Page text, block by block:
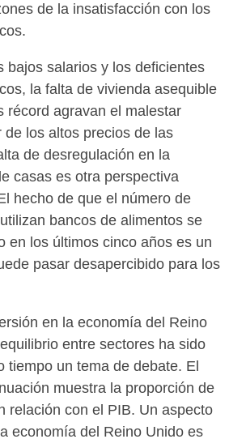
de la insatisfacción con los
bajos salarios y los deficientes
la falta de vivienda asequible
récord agravan el malestar
de los altos precios de las
de desregulación en la
casas es otra perspectiva
hecho de que el número de
bancos de alimentos se
en los últimos cinco años es un
pasar desapercibido para los
en la economía del Reino
entre sectores ha sido
tiempo un tema de debate. El
muestra la proporción de
relación con el PIB. Un aspecto
economía del Reino Unido es